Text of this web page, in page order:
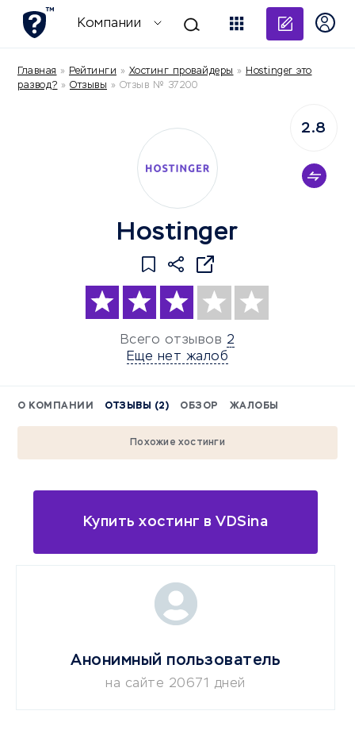
Компании
Главная » Рейтинги » Хостинг провайдеры » Hostinger это
развод? » Отзывы » Отзыв № 37200
Hostinger
Всего отзывов 2
Еще нет жалоб
2.8
О КОМПАНИИ ОТЗЫВЫ (2) ОБЗОР ЖАЛОБЫ
Похожие хостинги
Купить хостинг в VDSina
Анонимный пользователь
на сайте 20671 дней